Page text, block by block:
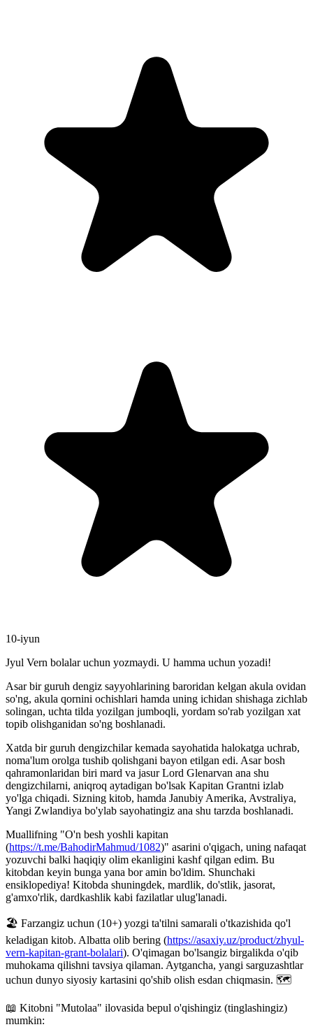
10-iyun
Jyul Vern bolalar uchun yozmaydi. U hamma uchun yozadi!
Asar bir guruh dengiz sayyohlarining baroridan kelgan akula ovidan
so'ng, akula qornini ochishlari hamda uning ichidan shishaga zichlab
solingan, uchta tilda yozilgan jumboqli, yordam so'rab yozilgan xat
topib olishganidan so'ng boshlanadi.
Xatda bir guruh dengizchilar kemada sayohatida halokatga uchrab,
noma'lum orolga tushib qolishgani bayon etilgan edi. Asar bosh
qahramonlaridan biri mard va jasur Lord Glenarvan ana shu
dengizchilarni, aniqroq aytadigan bo'lsak Kapitan Grantni izlab
yo'lga chiqadi. Sizning kitob, hamda Janubiy Amerika, Avstraliya,
Yangi Zwlandiya bo'ylab sayohatingiz ana shu tarzda boshlanadi.
Muallifning "O'n besh yoshli kapitan
(https://t.me/BahodirMahmud/1082)" asarini o'qigach, uning nafaqat
yozuvchi balki haqiqiy olim ekanligini kashf qilgan edim. Bu
kitobdan keyin bunga yana bor amin bo'ldim. Shunchaki
ensiklopediya! Kitobda shuningdek, mardlik, do'stlik, jasorat,
g'amxo'rlik, dardkashlik kabi fazilatlar ulug'lanadi.
🏖 Farzangiz uchun (10+) yozgi ta'tilni samarali o'tkazishida qo'l
keladigan kitob. Albatta olib bering (https://asaxiy.uz/product/zhyul-
vern-kapitan-grant-bolalari). O'qimagan bo'lsangiz birgalikda o'qib
muhokama qilishni tavsiya qilaman. Aytgancha, yangi sarguzashtlar
uchun dunyo siyosiy kartasini qo'shib olish esdan chiqmasin. 🗺
📖 Kitobni "Mutolaa" ilovasida bepul o'qishingiz (tinglashingiz)
mumkin: